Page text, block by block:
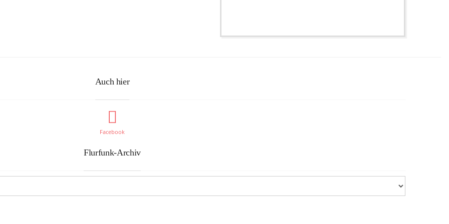
Auch hier
Facebook
Flurfunk-Archiv